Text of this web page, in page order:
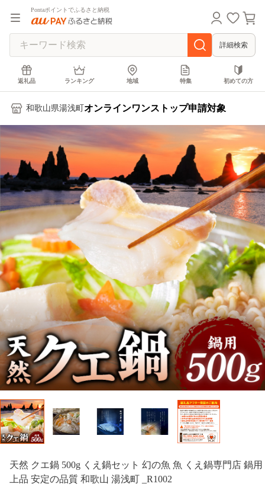
Pontaポイントでふるさと納税
詳細検索
返礼品 ランキング 地域 特集 初めての方
和歌山県湯浅町 オンラインワンストップ申請対象
天然 クエ鍋 500g くえ鍋セット 幻の魚 魚 くえ鍋専門店 鍋用
上品 安定の品質 和歌山 湯浅町 _R1002